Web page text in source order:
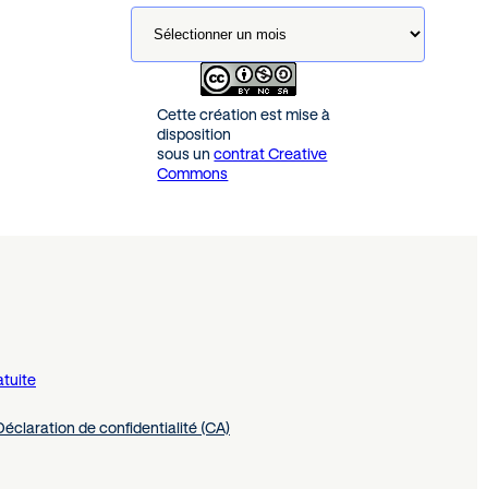
Cette création est mise à
disposition
sous uncontrat Creative
Commons
de confidentialité (CA)